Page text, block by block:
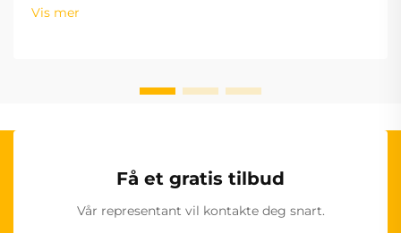
Vis mer
Få et gratis tilbud
Vår representant vil kontakte deg snart.